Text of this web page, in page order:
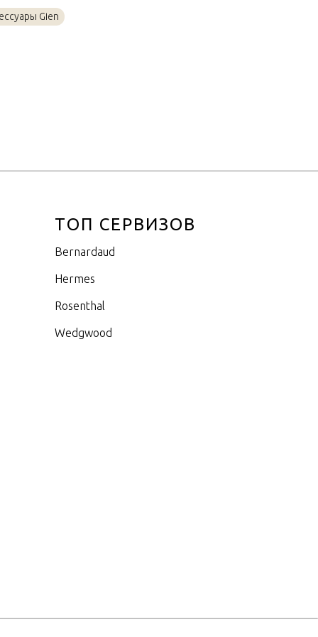
63,5х40см
Gien
ТОП СЕРВИЗОВ
Bernardaud
Hermes
Rosenthal
Wedgwood